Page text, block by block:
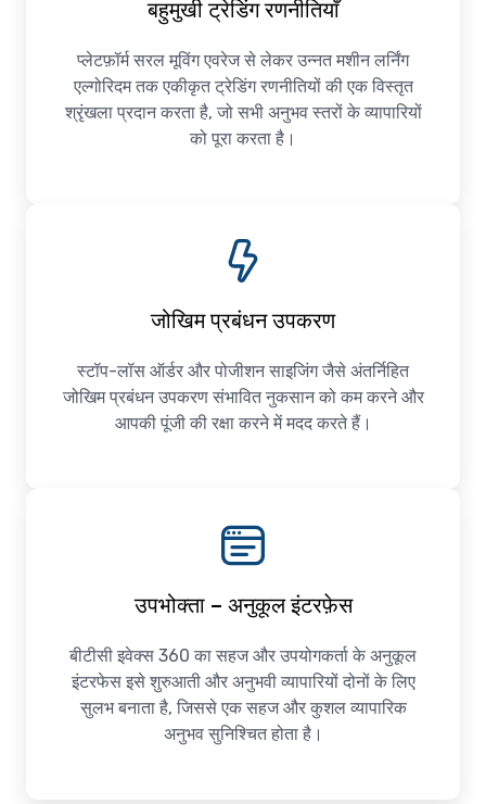
बहुमुखी ट्रेडिंग रणनीतियाँ
प्लेटफ़ॉर्म सरल मूविंग एवरेज से लेकर उन्नत मशीन लर्निंग
एल्गोरिदम तक एकीकृत ट्रेडिंग रणनीतियों की एक विस्तृत
श्रृंखला प्रदान करता है, जो सभी अनुभव स्तरों के व्यापारियों
को पूरा करता है।
जोखिम प्रबंधन उपकरण
स्टॉप-लॉस ऑर्डर और पोजीशन साइजिंग जैसे अंतर्निहित
जोखिम प्रबंधन उपकरण संभावित नुकसान को कम करने और
आपकी पूंजी की रक्षा करने में मदद करते हैं।
उपभोक्ता – अनुकूल इंटरफ़ेस
बीटीसी इवेक्स 360 का सहज और उपयोगकर्ता के अनुकूल
इंटरफेस इसे शुरुआती और अनुभवी व्यापारियों दोनों के लिए
सुलभ बनाता है, जिससे एक सहज और कुशल व्यापारिक
अनुभव सुनिश्चित होता है।